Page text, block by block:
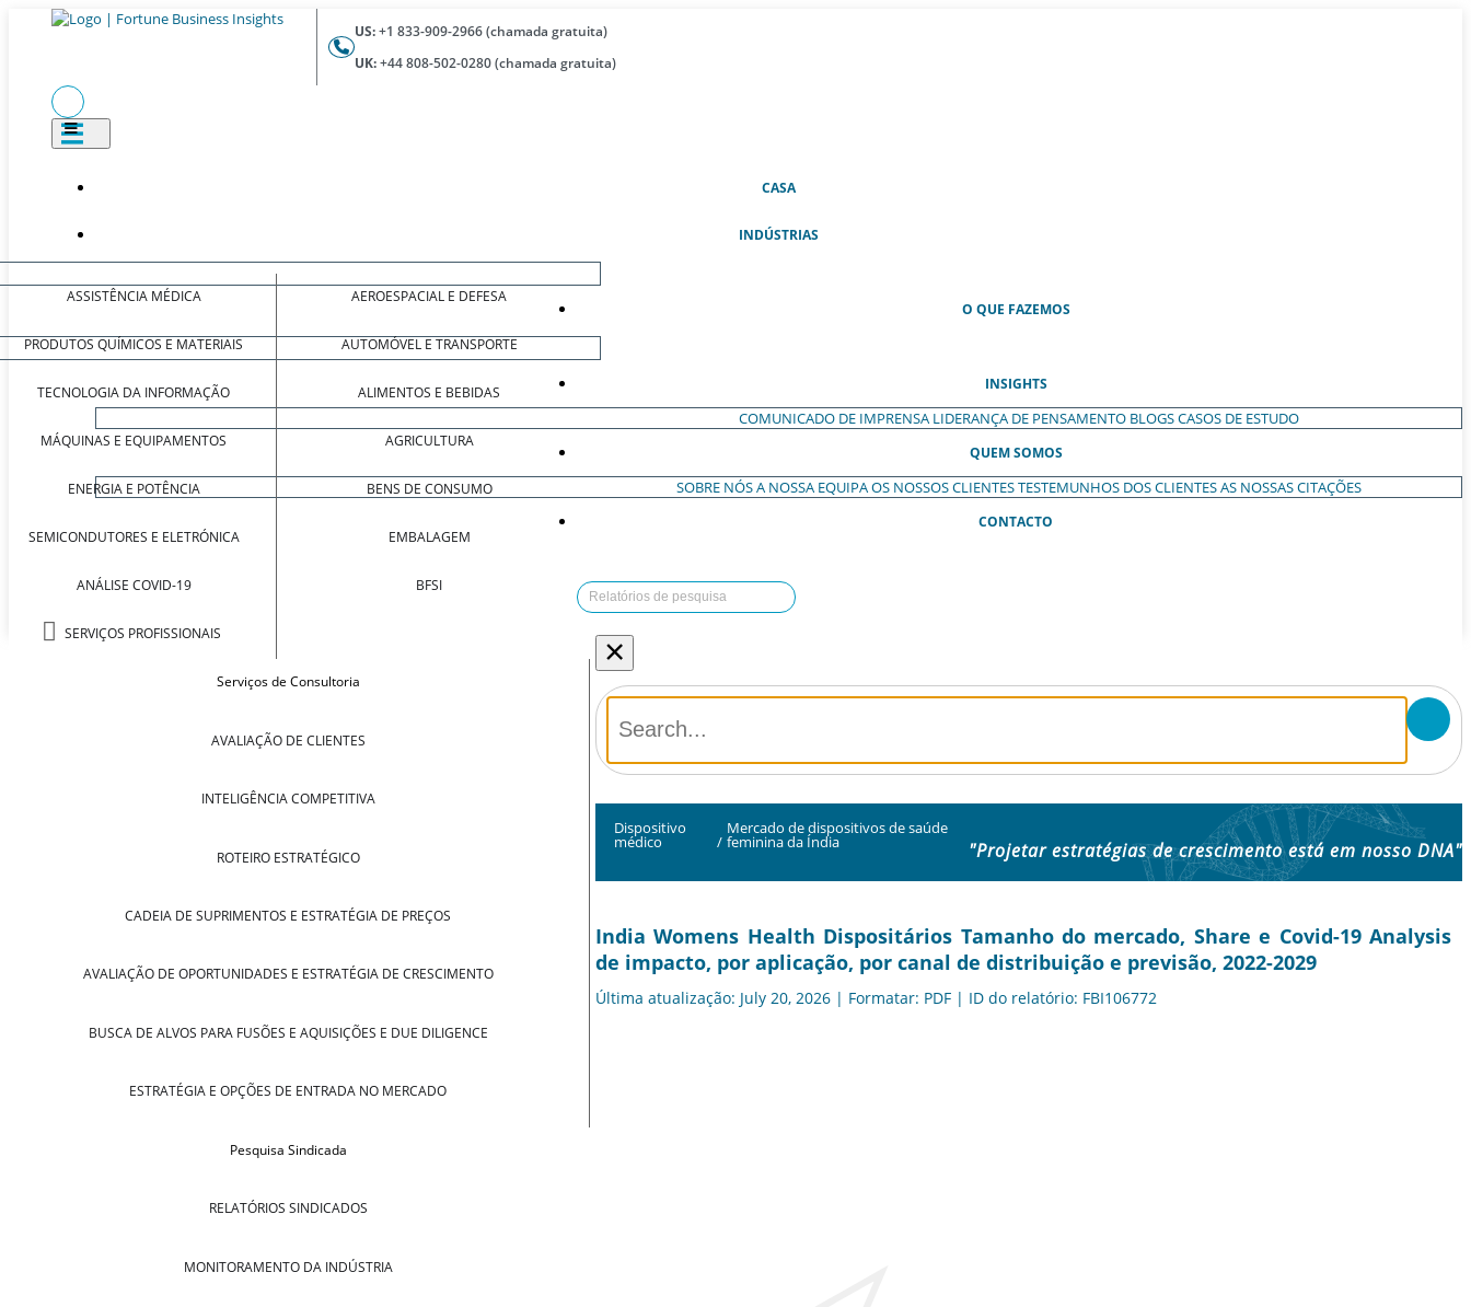
US:+1 833-909-2966 (chamada gratuita)
UK:+44 808-502-0280 (chamada gratuita)
CASA(ATUAL)
INDÚSTRIAS
ASSISTÊNCIA MÉDICA
PRODUTOS QUÍMICOS E MATERIAIS
TECNOLOGIA DA INFORMAÇÃO
MÁQUINAS E EQUIPAMENTOS
ENERGIA E POTÊNCIA
SEMICONDUTORES E ELETRÓNICA
ANÁLISE COVID-19
SERVIÇOS PROFISSIONAIS
AEROESPACIAL E DEFESA
AUTOMÓVEL E TRANSPORTE
ALIMENTOS E BEBIDAS
AGRICULTURA
BENS DE CONSUMO
EMBALAGEM
BFSI
O QUE FAZEMOS
Serviços de Consultoria
AVALIAÇÃO DE CLIENTES
INTELIGÊNCIA COMPETITIVA
ROTEIRO ESTRATÉGICO
CADEIA DE SUPRIMENTOS E ESTRATÉGIA DE PREÇOS
AVALIAÇÃO DE OPORTUNIDADES E ESTRATÉGIA DE CRESCIMENTO
BUSCA DE ALVOS PARA FUSÕES E AQUISIÇÕES E DUE DILIGENCE
ESTRATÉGIA E OPÇÕES DE ENTRADA NO MERCADO
Pesquisa Sindicada
RELATÓRIOS SINDICADOS
MONITORAMENTO DA INDÚSTRIA
INSIGHTS
COMUNICADO DE IMPRENSA LIDERANÇA DE PENSAMENTO BLOGSCASOS DE ESTUDO
QUEM SOMOS
SOBRE NÓSA NOSSA EQUIPAOS NOSSOS CLIENTESTESTEMUNHOS DOS CLIENTESAS NOSSAS CITAÇÕES
CONTACTO
×
Dispositivo
médico /
Mercado de dispositivos de saúde
feminina da Índia "Projetar estratégias de crescimento está em nosso DNA"
India Womens Health Dispositários Tamanho do mercado, Share e Covid-19 Analysis
de impacto, por aplicação, por canal de distribuição e previsão, 2022-2029
Última atualização: July 20, 2026 | Formatar: PDF | ID do relatório: FBI106772